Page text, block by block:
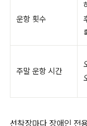
운항 횟수
주말 운항 시간
선착장마다 장애인 전